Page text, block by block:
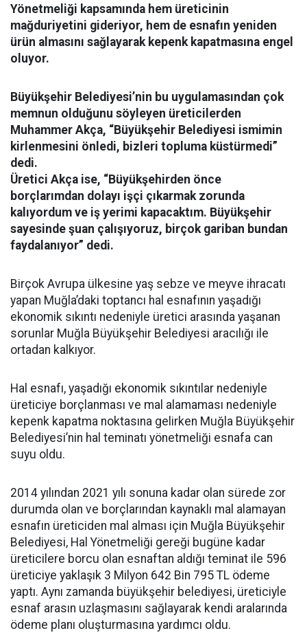
Yönetmeliği kapsamında hem üreticinin
mağduriyetini gideriyor, hem de esnafın yeniden
ürün almasını sağlayarak kepenk kapatmasına engel
oluyor.
Büyükşehir Belediyesi’nin bu uygulamasından çok
memnun olduğunu söyleyen üreticilerden
Muhammer Akça, “Büyükşehir Belediyesi ismimin
kirlenmesini önledi, bizleri topluma küstürmedi”
dedi.
Üretici Akça ise, “Büyükşehirden önce
borçlarımdan dolayı işçi çıkarmak zorunda
kalıyordum ve iş yerimi kapacaktım. Büyükşehir
sayesinde şuan çalışıyoruz, birçok gariban bundan
faydalanıyor” dedi.
Birçok Avrupa ülkesine yaş sebze ve meyve ihracatı
yapan Muğla’daki toptancı hal esnafının yaşadığı
ekonomik sıkıntı nedeniyle üretici arasında yaşanan
sorunlar Muğla Büyükşehir Belediyesi aracılığı ile
ortadan kalkıyor.
Hal esnafı, yaşadığı ekonomik sıkıntılar nedeniyle
üreticiye borçlanması ve mal alamaması nedeniyle
kepenk kapatma noktasına gelirken Muğla Büyükşehir
Belediyesi’nin hal teminatı yönetmeliği esnafa can
suyu oldu.
2014 yılından 2021 yılı sonuna kadar olan sürede zor
durumda olan ve borçlarından kaynaklı mal alamayan
esnafın üreticiden mal alması için Muğla Büyükşehir
Belediyesi, Hal Yönetmeliği gereği bugüne kadar
üreticilere borcu olan esnaftan aldığı teminat ile 596
üreticiye yaklaşık 3 Milyon 642 Bin 795 TL ödeme
yaptı. Aynı zamanda büyükşehir belediyesi, üreticiyle
esnaf arasın uzlaşmasını sağlayarak kendi aralarında
ödeme planı oluşturmasına yardımcı oldu.